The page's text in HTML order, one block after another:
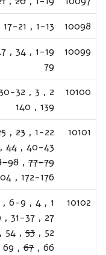
10098
1-13
,
17-21
10099
1-19
,
34
,
79
10100
2
,
3
,
30-32
139
,
140
10101
1-22
,
23
,
40-43
,
44
,
77-79
,
98
172-176
,
10102
1
,
4
,
6-9
,
27
,
31-37
,
52
,
53
,
54
,
66
,
67
,
69